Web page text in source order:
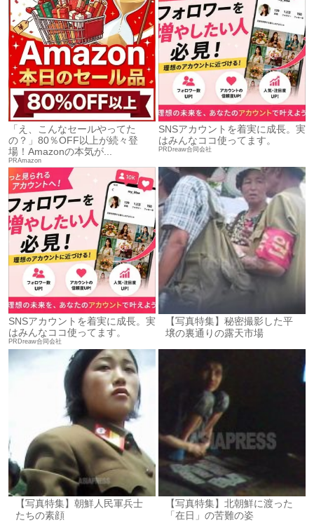
「え、こんなセールやってた
の？」80％OFF以上が続々登
場！Amazonの本気が...
PRAmazon
SNSアカウントを着実に成長。実
はみんなココ使ってます。
PRDreaw合同会社
SNSアカウントを着実に成長。実
はみんなココ使ってます。
PRDreaw合同会社
【写真特集】秘密撮影した平
壌の裏通りの露天市場
【写真特集】朝鮮人民軍兵士
たちの素顔
【写真特集】北朝鮮に渡った
「在日」の苦難の姿